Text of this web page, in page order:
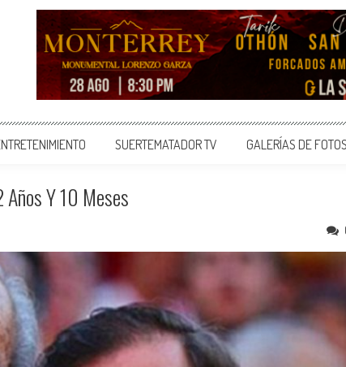
SUERTEMATADOR TV GALERÍAS DE FOTOS
Y 10 Meses